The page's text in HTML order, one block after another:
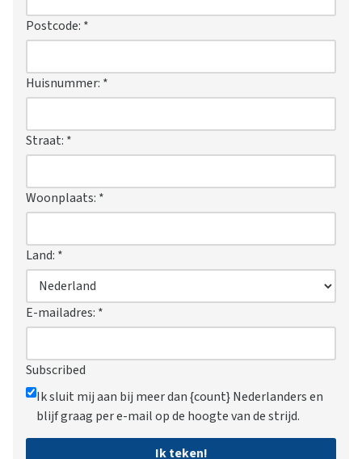
Postcode: *
Huisnummer: *
Straat: *
Woonplaats: *
Land: *
E-mailadres: *
Subscribed
Ik sluit mij aan bij meer dan {count} Nederlanders en
blijf graag per e-mail op de hoogte van de strijd.
Ik teken!